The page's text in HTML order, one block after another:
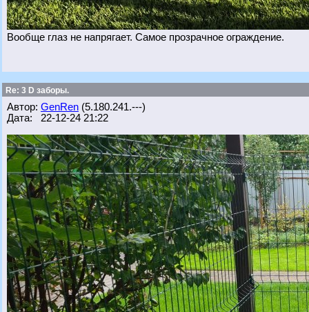
Вообще глаз не напрягает. Самое прозрачное ограждение.
Re: 3 D заборы.
Автор: GenRen (5.180.241.---)
Дата: 22-12-24 21:22